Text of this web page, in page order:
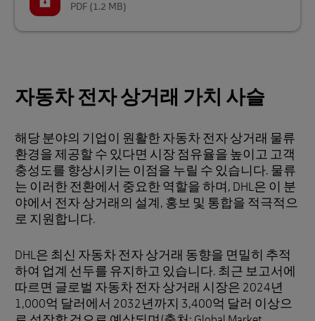
PDF (1.2 MB)
자동차 전자 상거래 가치 사슬
해당 분야의 기업이 원활한 자동차 전자 상거래 물류
환경을 제공할 수 있다면 시장 점유율을 높이고 고객
충성도를 향상시키는 이점을 누릴 수 있습니다. 물류
는 이러한 전환에서 중요한 역할을 하며, DHL은 이 분
야에서 전자 상거래의 설계, 홍보 및 통합을 적극적으
로 지원합니다.
DHL은 최신 자동차 전자 상거래 동향을 면밀히 추적
하여 업계 선두를 유지하고 있습니다. 최근 보고서에
따르면 글로벌 자동차 전자 상거래 시장은 2024년
1,000억 달러에서 2032년까지 3,400억 달러 이상으